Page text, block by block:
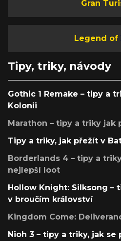
Gran
Legend of
Tipy, triky, návody
Gothic 1 Remake – tipy a
Kolonii
Marathon – tipy a triky jak
Tipy a triky, jak přežít v
Borderlands 4 – tipy a
nejlepší loot
Hollow Knight: Silksong –
v broučím království
Kingdom Come:
Nioh 3 – tipy a triky, jak